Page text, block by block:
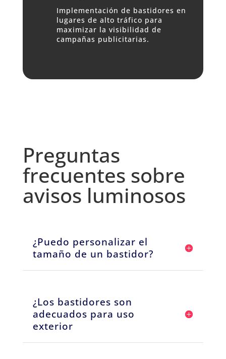
Implementación de bastidores en
lugares de alto tráfico para
maximizar la visibilidad de
campañas publicitarias.
Preguntas
frecuentes sobre
avisos luminosos
¿Puedo personalizar el
tamaño de un bastidor?
¿Los bastidores son
adecuados para uso
exterior